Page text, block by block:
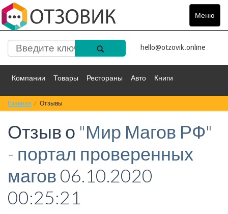
Меню
Toggle
hello@otzovik.online
Компании Товары Рестораны Авто Книги
Спорт Фильмы
Красота Здоровье Остальное
Главная Отзывы
Отзыв о "Мир Магов РФ"
- портал проверенных
магов 06.10.2020
00:25:21